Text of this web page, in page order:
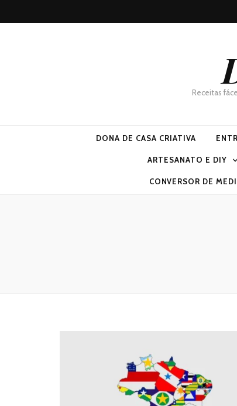
Receitas
DONA DE CASA CRIATIVA
ARTESANATO E DIY
CONVERSOR DE